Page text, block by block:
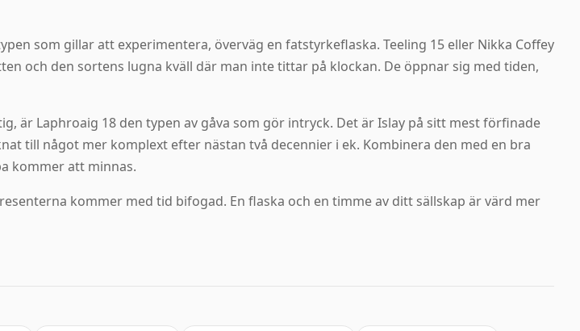
som gillar att experimentera, överväg en fatstyrkeflaska. Teeling 15 eller Nikka Coffey
och den sortens lugna kväll där man inte tittar på klockan. De öppnar sig med tiden,
är Laphroaig 18 den typen av gåva som gör intryck. Det är Islay på sitt mest förfinade
till något mer komplext efter nästan två decennier i ek. Kombinera den med en bra
kommer att minnas.
kommer med tid bifogad. En flaska och en timme av ditt sällskap är värd mer